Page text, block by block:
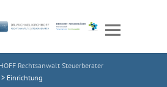
Rechtsanwalt Steuerberater
> Einrichtung